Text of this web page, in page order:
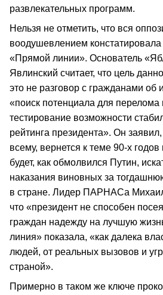
развлекательных программ.
Нельзя не отметить, что вся
воодушевлением
«Прямой линии». Основатель
Явлинский считает, что цель
это не разговор с гражданами об
«поиск потенциала для перелома
тестирование возможности
рейтинга президента». Он
всему, вернется к теме 90-х годов
будет, как обмолвился Путин,
наказания виновных за
в стране. Лидер ПАРНАСа
что «президент не способен
граждан надежду на лучшую
линия» показала, «как далека
людей, от реальных вызовов и
страной».
Примерно в таком же ключе